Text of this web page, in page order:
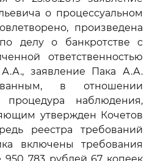
о процессуальном
произведена
делу о банкротстве с
ответственностью
заявление Пака А.А.
в отношении
процедура наблюдения,
утвержден Кочетов
реестра требований
включены требования